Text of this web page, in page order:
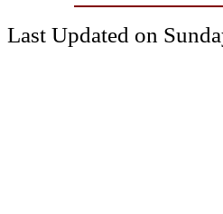
Last Updated on